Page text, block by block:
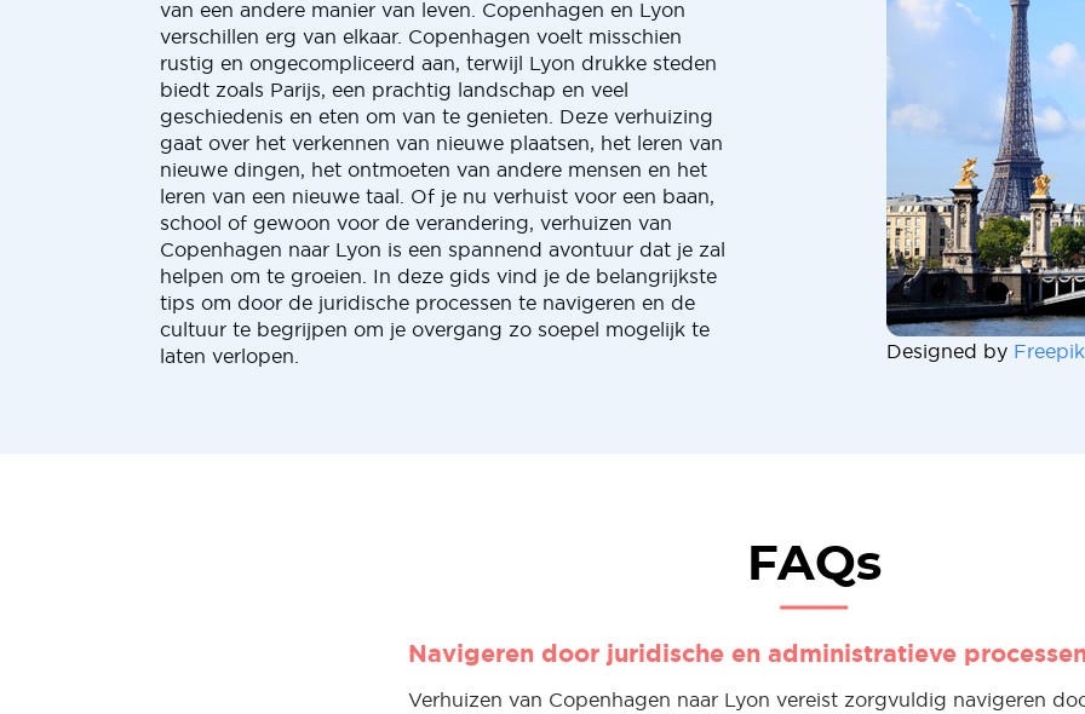
van een andere manier van leven. Copenhagen en Lyon
verschillen erg van elkaar. Copenhagen voelt misschien
rustig en ongecompliceerd aan, terwijl Lyon drukke steden
biedt zoals Parijs, een prachtig landschap en veel
geschiedenis en eten om van te genieten. Deze verhuizing
gaat over het verkennen van nieuwe plaatsen, het leren van
nieuwe dingen, het ontmoeten van andere mensen en het
leren van een nieuwe taal. Of je nu verhuist voor een baan,
school of gewoon voor de verandering, verhuizen van
Copenhagen naar Lyon is een spannend avontuur dat je zal
helpen om te groeien. In deze gids vind je de belangrijkste
tips om door de juridische processen te navigeren en de
cultuur te begrijpen om je overgang zo soepel mogelijk te
laten verlopen.
Designed by Freepik
FAQs
Navigeren door juridische en administratieve
Verhuizen van Copenhagen naar Lyon vereist zorgvuldig navigeren